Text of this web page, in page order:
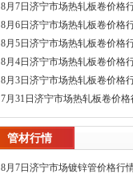
8月7日济宁市场热轧板卷价格
8月6日济宁市场热轧板卷价格
8月5日济宁市场热轧板卷价格
8月4日济宁市场热轧板卷价格
8月3日济宁市场热轧板卷价格
7月31日济宁市场热轧板卷价格
管材行情
8月7日济宁市场镀锌管价格行